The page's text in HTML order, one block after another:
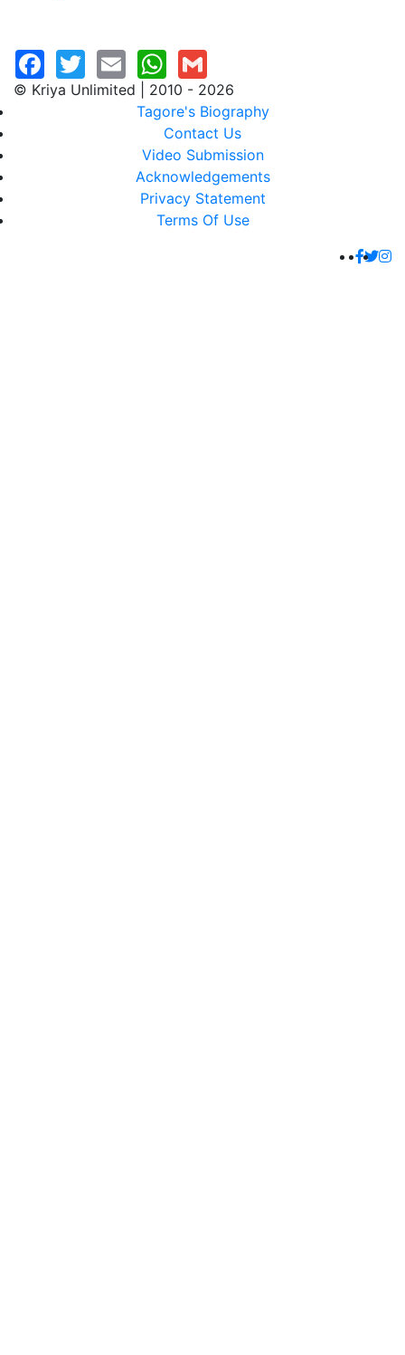
© Kriya Unlimited | 2010 - 2026
Tagore's Biography
Contact Us
Video Submission
Acknowledgements
Privacy Statement
Terms Of Use